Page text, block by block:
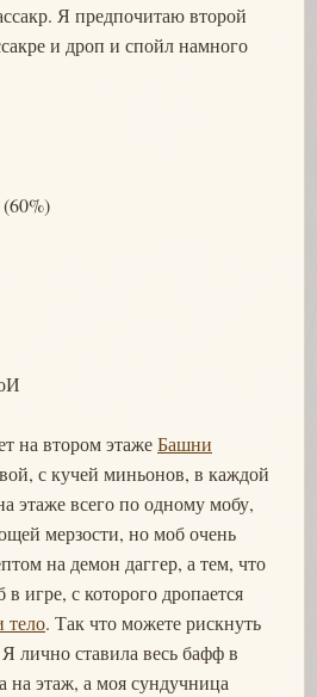
Я предпочитаю второй
и дроп и спойл намного
на втором этажеБашни
с кучей миньонов, в каждой
этаже всего по одному мобу,
мерзости, но моб очень
на демон даггер, а тем, что
игре, с которого дропается
тело. Так что можете рискнуть
лично ставила весь бафф в
на этаж, а моя сундучница